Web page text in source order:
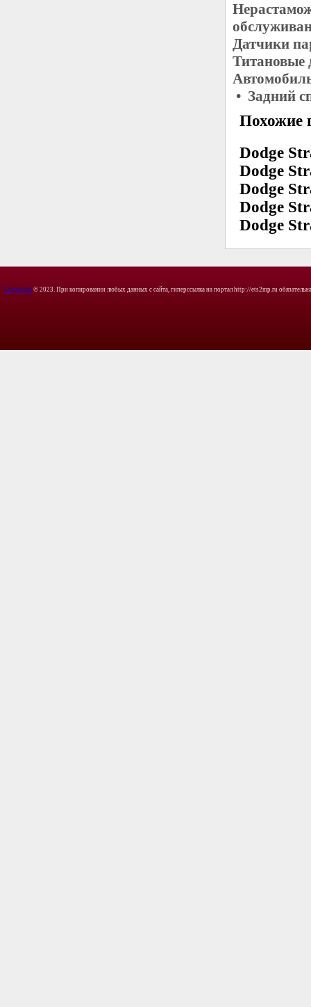
Датчики
Титановые
• Задний
Похожие
Dodge
Dodge
Dodge
Dodge
Dodge
Copyright © 2023. При копировании любых данных с сайта, гиперссылка на портал http://ets2mp.ru